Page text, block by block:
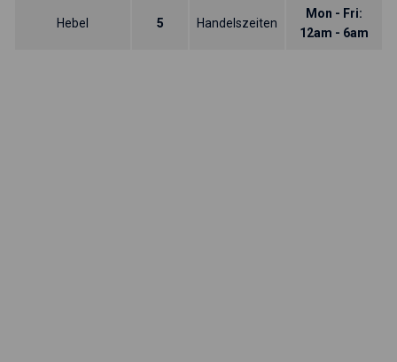
Hebel 5 Handelszeiten
Mon - Fri:
12am - 6am